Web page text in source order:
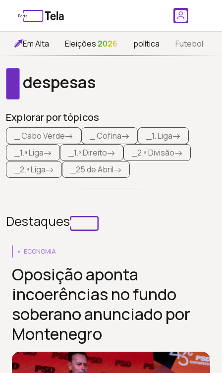
Em Alta Eleições 2026 política Futebol
despesas
Explorar por tópicos
_ Cabo Verde _ Cofina
_1. Liga
_1.ª Liga
_1.º Direito
_2.ª Divisão
_2.ª Liga
_25 de Abril
Destaques
ECONOMIA
Oposição aponta
incoerências no fundo
soberano anunciado por
Montenegro